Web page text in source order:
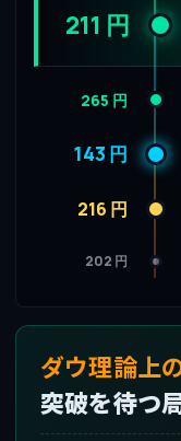
211 円
265 円
143 円
216 円
202 円
ダウ理論上
突破を待つ